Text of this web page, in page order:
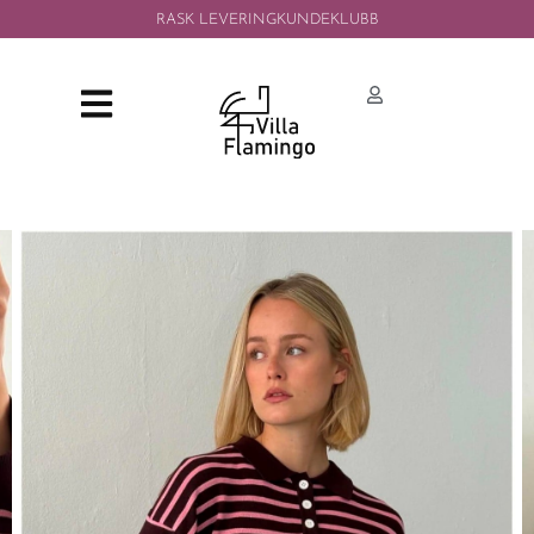
RASK LEVERINGKUNDEKLUBB